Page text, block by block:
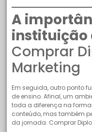
A
instituição
Comprar
Marketing
Em seguida, outro ponto
de ensino. Afinal, um
toda a diferença na
conteúdo, mas também
da jornada. Comprar